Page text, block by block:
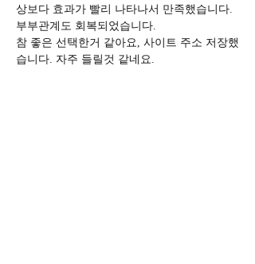
상보다 효과가 빨리 나타나서 만족했습니다.
부부관계도 회복되었습니다.
참 좋은 선택한거 같아요, 사이트 주소 저장했
습니다. 자주 들릴것 같네요.